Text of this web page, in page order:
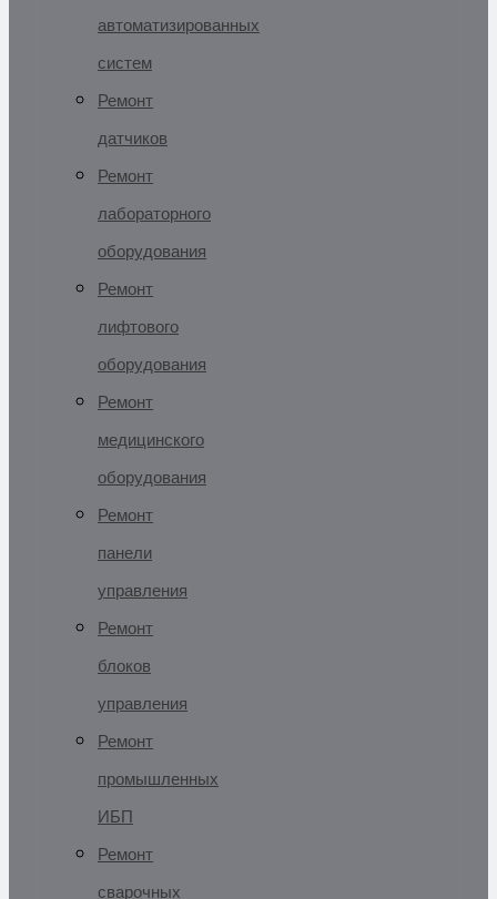
автоматизированных
систем
Ремонт
датчиков
Ремонт
лабораторного
оборудования
Ремонт
лифтового
оборудования
Ремонт
медицинского
оборудования
Ремонт
панели
управления
Ремонт
блоков
управления
Ремонт
промышленных
ИБП
Ремонт
сварочных